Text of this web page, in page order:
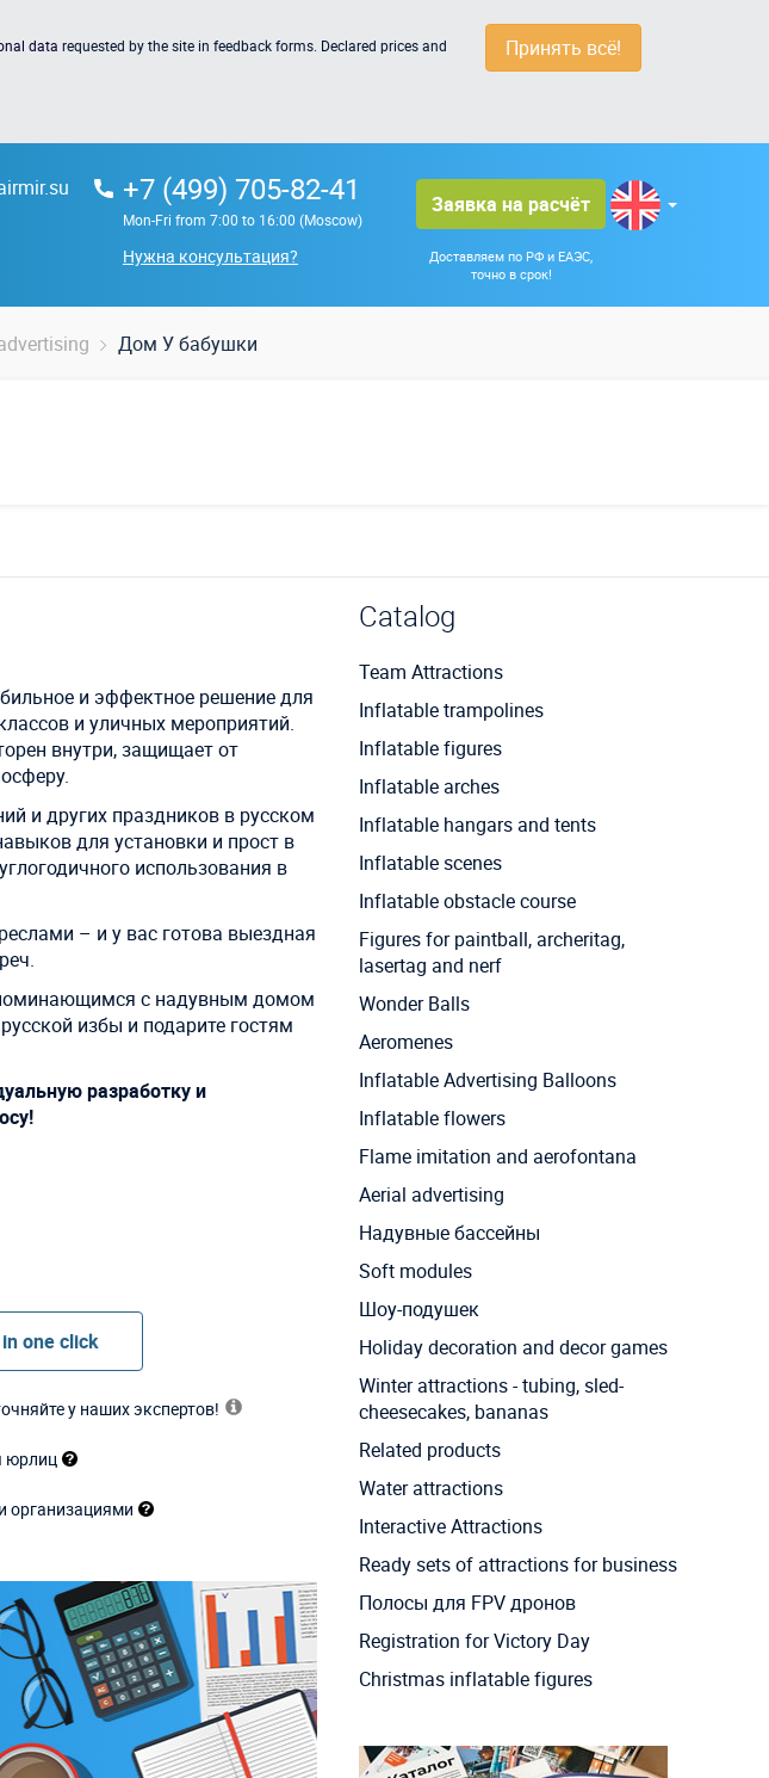
Принять всё!
data requested by the site in feedback forms. Declared prices and
+7 (499) 705-82-41
Mon-Fri from 7:00 to 16:00 (Moscow)
Нужна консультация?
Заявка на расчёт
Доставляем по РФ и ЕАЭС,
точно в срок!
Дом У бабушки
и эффектное решение для
и уличных мероприятий.
внутри, защищает от
и других праздников в русском
для установки и прост в
использования в
– и у вас готова выездная
с надувным домом
избы и подарите гостям
разработку и
one click
у наших экспертов!
юрлиц
организациями
Catalog
Team Attractions
Inflatable trampolines
Inflatable figures
Inflatable arches
Inflatable hangars and tents
Inflatable scenes
Inflatable obstacle course
Figures for paintball, archeritag,
lasertag and nerf
Wonder Balls
Aeromenes
Inflatable Advertising Balloons
Inflatable flowers
Flame imitation and aerofontana
Aerial advertising
Надувные бассейны
Soft modules
Шоу-подушек
Holiday decoration and decor games
Winter attractions - tubing, sled-
cheesecakes, bananas
Related products
Water attractions
Interactive Attractions
Ready sets of attractions for business
Полосы для FPV дронов
Registration for Victory Day
Christmas inflatable figures